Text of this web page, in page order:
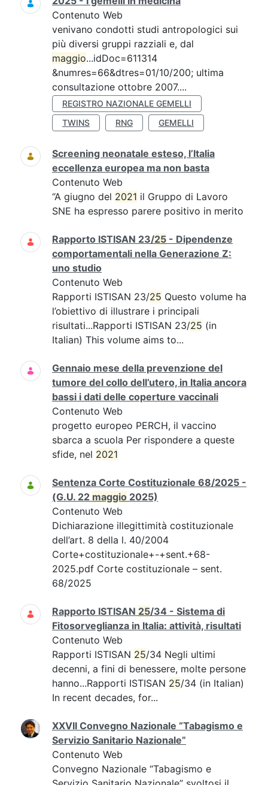
Contenuto Web
venivano condotti studi antropologici sui
più diversi gruppi razziali e, dal
maggio...idDoc=611314
&numres=66&dtres=01/10/200; ultima
consultazione ottobre 2007....
REGISTRO NAZIONALE GEMELLI
TWINS
RNG GEMELLI
Screening neonatale esteso, l’Italia
eccellenza europea ma non basta
Contenuto Web
“A giugno del 2021 il Gruppo di Lavoro
SNE ha espresso parere positivo in merito
Rapporto ISTISAN 23/25 - Dipendenze
comportamentali nella Generazione Z:
uno studio
Contenuto Web
Rapporti ISTISAN 23/25 Questo volume ha
l’obiettivo di illustrare i principali
risultati...Rapporti ISTISAN 23/25 (in
Italian) This volume aims to...
Gennaio mese della prevenzione del
tumore del collo dell’utero, in Italia ancora
bassi i dati delle coperture vaccinali
Contenuto Web
progetto europeo PERCH, il vaccino
sbarca a scuola Per rispondere a queste
sfide, nel 2021
Sentenza Corte Costituzionale 68/2025 -
(G.U. 22 maggio 2025)
Contenuto Web
Dichiarazione illegittimità costituzionale
dell’art. 8 della l. 40/2004
Corte+costituzionale+-+sent.+68-
2025.pdf Corte costituzionale – sent.
68/2025
Rapporto ISTISAN 25/34 - Sistema di
Fitosorveglianza in Italia: attività, risultati
Contenuto Web
Rapporti ISTISAN 25/34 Negli ultimi
decenni, a fini di benessere, molte persone
hanno...Rapporti ISTISAN 25/34 (in Italian)
In recent decades, for...
XXVII Convegno Nazionale “Tabagismo e
Servizio Sanitario Nazionale”
Contenuto Web
Convegno Nazionale “Tabagismo e